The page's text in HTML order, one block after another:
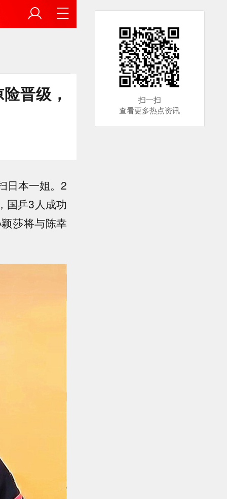
晋级，
日本一姐。2
国乒3人成功
莎将与陈幸
扫一扫
查看更多热点资讯